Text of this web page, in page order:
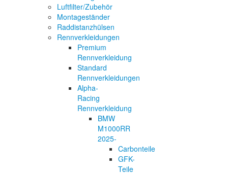
Luftfilter/Zubehör
Montageständer
Raddistanzhülsen
Rennverkleidungen
Premium
Rennverkleidung
Standard
Rennverkleidungen
Alpha-
Racing
Rennverkleidung
BMW
M1000RR
2025-
Carbonteile
GFK-
Teile